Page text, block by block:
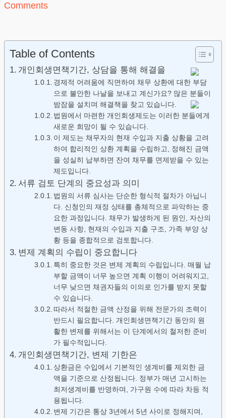
Comments
Table of Contents
개인회생면책기간, 상담을 통해 해결을
경제적 어려움에 직면하여 채무 상환에 대한 부담
으로 불안한 나날을 보내고 계신가요? 많은 분들이
밤잠을 설치며 해결책을 찾고 있습니다.
법원에서 마련한 개인회생제도는 이러한 분들에게
새로운 희망이 될 수 있습니다.
이 제도는 채무자의 현재 수입과 지출 상황을 고려
하여 합리적인 상환 계획을 수립하고, 정해진 금액
을 성실히 납부하면 잔여 채무를 면제받을 수 있는
제도입니다.
서류 검토 단계의 중요성과 의미
법원의 서류 심사는 단순한 형식적 절차가 아닙니
다. 신청인의 재정 상태를 총체적으로 파악하는 중
요한 과정입니다. 채무가 발생하게 된 원인, 자산의
변동 사항, 현재의 수입과 지출 구조, 가족 부양 상
황 등을 종합적으로 검토합니다.
변제 계획의 수립이 중요합니다
특히 중요한 것은 변제 계획의 수립입니다. 매월 납
부할 금액이 너무 높으면 계획 이행이 어려워지고,
너무 낮으면 채권자들의 이의로 인가를 받지 못할
수 있습니다.
따라서 적절한 금액 산정을 위해 전문가의 조력이
반드시 필요합니다. 개인회생면책기간 동안의 원
활한 변제를 위해서는 이 단계에서의 철저한 준비
가 필수적입니다.
개인회생면책기간, 변제 기한은
상환금은 수입에서 기본적인 생계비를 제외한 금
액을 기준으로 산정됩니다. 정부가 매년 고시하는
최저생계비를 반영하며, 가구원 수에 따라 차등 적
용됩니다.
변제 기간은 통상 3년에서 5년 사이로 정해지며,